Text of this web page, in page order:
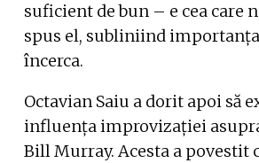
suficient de bun – e cea care
spus el, subliniind
încerca.
Octavian Saiu a dorit apoi să
influența improvizației
Bill Murray. Acesta a povestit